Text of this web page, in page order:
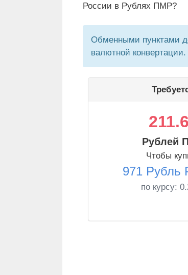
России в Рублях ПМР?
Обменными пунктами
валютной конвертации.
Рублей
Чтобы
971 Рубль
по курсу: